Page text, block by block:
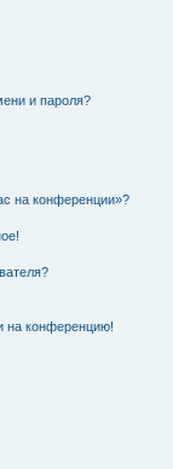
и пароля?
на конференции»?
на конференцию!